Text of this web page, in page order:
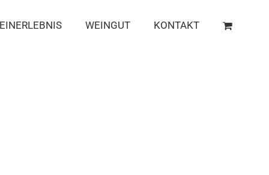
WEINGUT KONTAKT